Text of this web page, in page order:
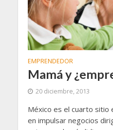
EMPRENDEDOR
Mamá y
20 diciembre, 2013
México es el cuarto sitio
en impulsar negocios